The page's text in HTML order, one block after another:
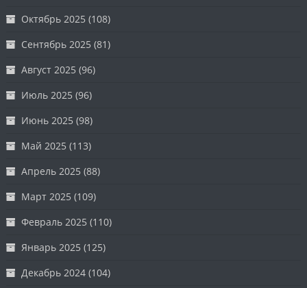
Октябрь 2025 (108)
Сентябрь 2025 (81)
Август 2025 (96)
Июль 2025 (96)
Июнь 2025 (98)
Май 2025 (113)
Апрель 2025 (88)
Март 2025 (109)
Февраль 2025 (110)
Январь 2025 (125)
Декабрь 2024 (104)